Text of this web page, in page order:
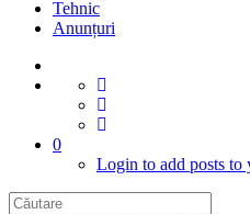
Tehnic
Anunțuri
0
Login to add posts to